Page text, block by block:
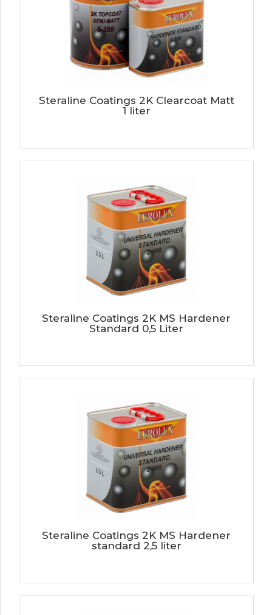
Steraline Coatings 2K Clearcoat Matt
1 liter
Steraline Coatings 2K MS Hardener
Standard 0,5 Liter
Steraline Coatings 2K MS Hardener
standard 2,5 liter